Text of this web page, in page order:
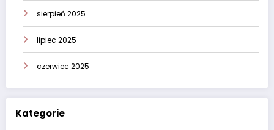
sierpień 2025
lipiec 2025
czerwiec 2025
Kategorie